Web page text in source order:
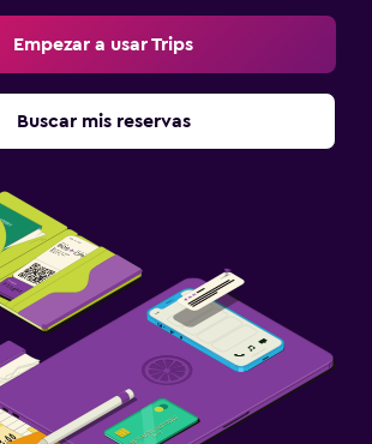
Empezar a usar Trips
Buscar mis reservas